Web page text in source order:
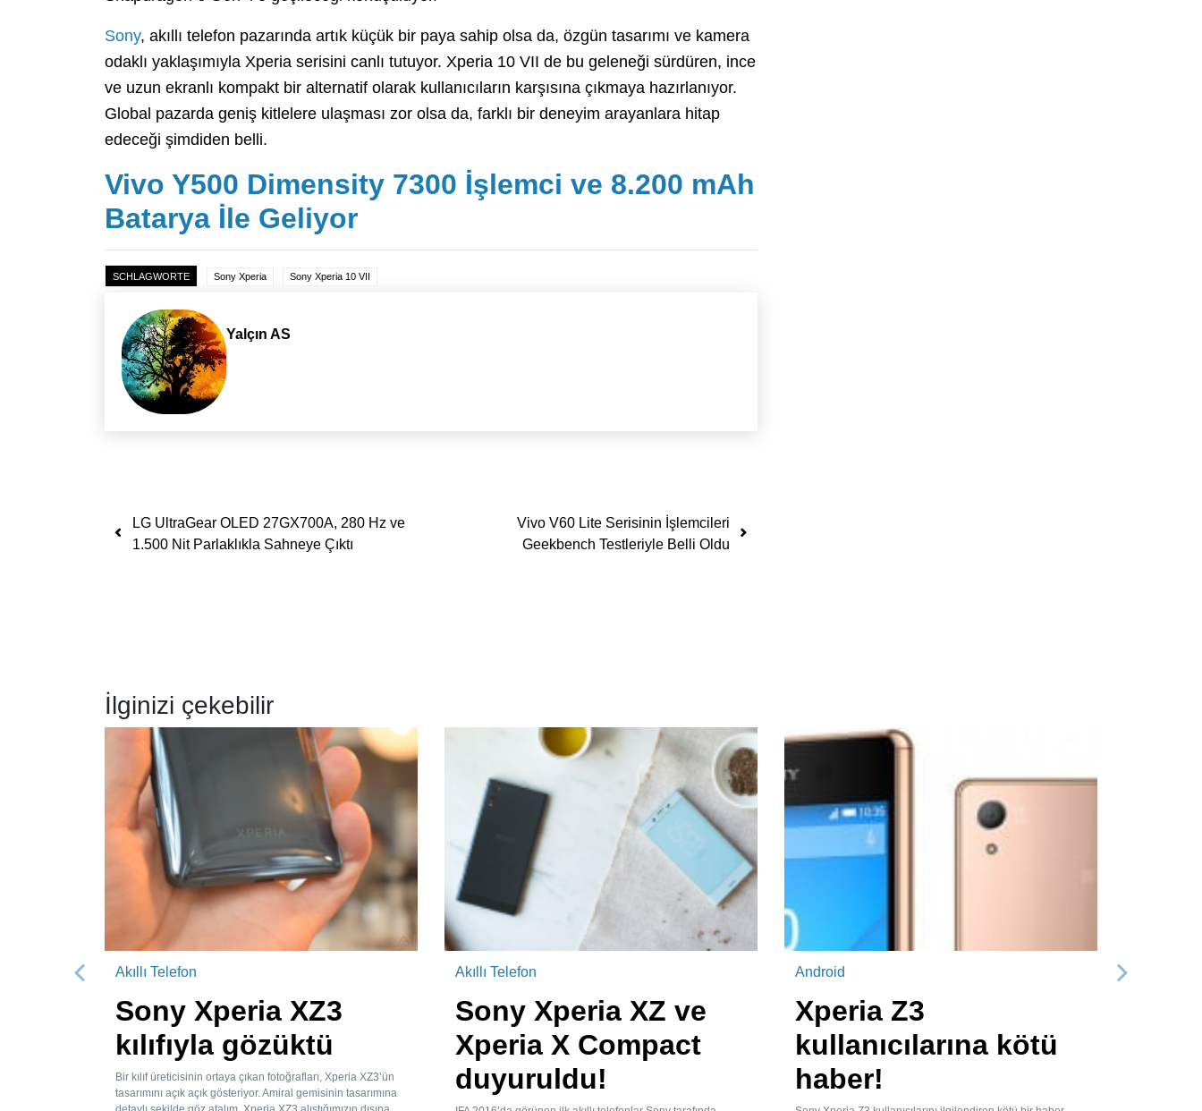
Sony, akıllı telefon pazarında artık küçük bir paya sahip olsa da, özgün tasarımı ve kamera
odaklı yaklaşımıyla Xperia serisini canlı tutuyor. Xperia 10 VII de bu geleneği sürdüren, ince
ve uzun ekranlı kompakt bir alternatif olarak kullanıcıların karşısına çıkmaya hazırlanıyor.
Global pazarda geniş kitlelere ulaşması zor olsa da, farklı bir deneyim arayanlara hitap
edeceği şimdiden belli.
Vivo Y500 Dimensity 7300 İşlemci ve 8.200 mAh
Batarya İle Geliyor
SCHLAGWORTE Sony Xperia Sony Xperia 10 VII
Yalçın AS
Yazı dolaşımı
LG UltraGear OLED 27GX700A, 280 Hz ve
1.500 Nit Parlaklıkla Sahneye Çıktı
Vivo V60 Lite Serisinin İşlemcileri
Geekbench Testleriyle Belli Oldu
İlginizi çekebilir
Akıllı Telefon
Sony Xperia XZ3
kılıfıyla gözüktü
Bir kılıf üreticisinin ortaya çıkan fotoğrafları, Xperia XZ3’ün
tasarımını açık açık gösteriyor. Amiral gemisinin tasarımına
Akıllı Telefon
Sony Xperia XZ ve
Xperia X Compact
duyuruldu!
Android
Xperia Z3
kullanıcılarına kötü
haber!
Önceki Sonraki